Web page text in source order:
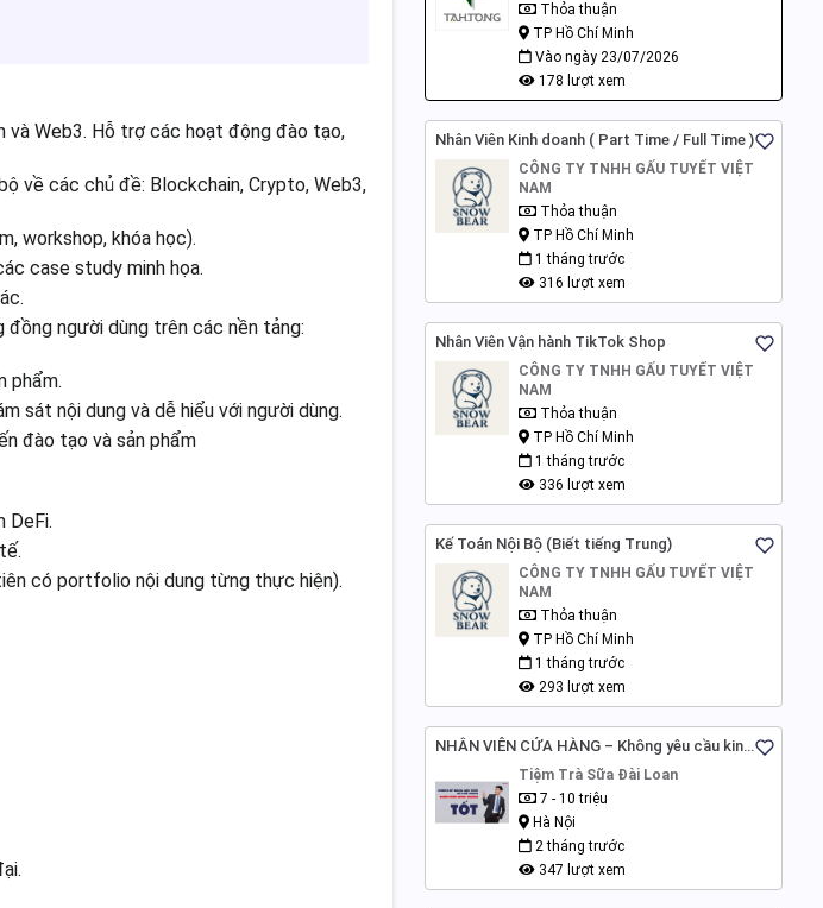
và Web3. Hỗ trợ các hoạt động đào tạo,
về các chủ đề: Blockchain, Crypto, Web3,
workshop, khóa học).
case study minh họa.
đồng người dùng trên các nền tảng:
phẩm.
sát nội dung và dễ hiểu với người dùng.
đào tạo và sản phẩm
DeFi.
có portfolio nội dung từng thực hiện).
Thỏa thuận
TP Hồ Chí Minh
Vào ngày 23/07/2026
178 lượt xem
Nhân Viên Kinh doanh ( Part Time / Full Time )
CÔNG TY TNHH GẤU TUYẾT VIỆT
NAM
Thỏa thuận
TP Hồ Chí Minh
1 tháng trước
316 lượt xem
Nhân Viên Vận hành TikTok Shop
CÔNG TY TNHH GẤU TUYẾT VIỆT
NAM
Thỏa thuận
TP Hồ Chí Minh
1 tháng trước
336 lượt xem
Kế Toán Nội Bộ (Biết tiếng Trung)
CÔNG TY TNHH GẤU TUYẾT VIỆT
NAM
Thỏa thuận
TP Hồ Chí Minh
1 tháng trước
293 lượt xem
NHÂN VIÊN CỬA HÀNG – Không yêu cầu kinh
nghiệm - Hà Nội
Tiệm Trà Sữa Đài Loan
7 - 10 triệu
Hà Nội
2 tháng trước
347 lượt xem